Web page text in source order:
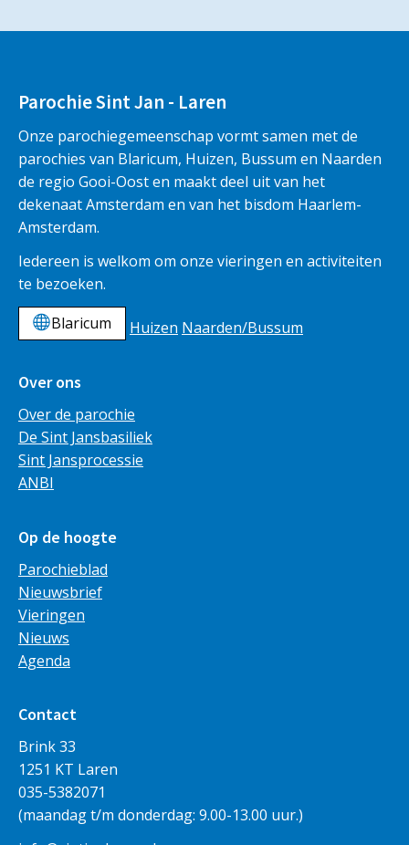
Parochie Sint Jan - Laren
Onze parochiegemeenschap vormt samen met de
parochies van Blaricum, Huizen, Bussum en Naarden
de regio Gooi-Oost en maakt deel uit van het
dekenaat Amsterdam en van het bisdom Haarlem-
Amsterdam.
Iedereen is welkom om onze vieringen en activiteiten
te bezoeken.
Blaricum
Huizen Naarden/Bussum
Over ons
Over de parochie
De Sint Jansbasiliek
Sint Jansprocessie
ANBI
Op de hoogte
Parochieblad
Nieuwsbrief
Vieringen
Nieuws
Agenda
Contact
Brink 33
1251 KT Laren
035-5382071
(maandag t/m donderdag: 9.00-13.00 uur.)